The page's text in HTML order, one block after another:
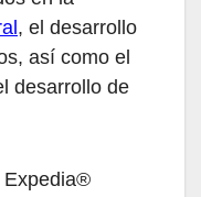
, el desarrollo
así como el
desarrollo de
Expedia®